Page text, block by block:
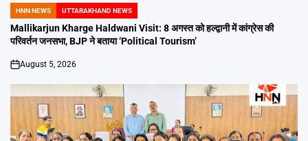
POSTED
IN
HNN NEWS UTTARAKHAND NEWS
Mallikarjun Kharge Haldwani Visit: 8 अगस्त को हल्द्वानी में कांग्रेस की
परिवर्तन जनसभा, BJP ने बताया ‘Political Tourism’
on
August 5, 2026